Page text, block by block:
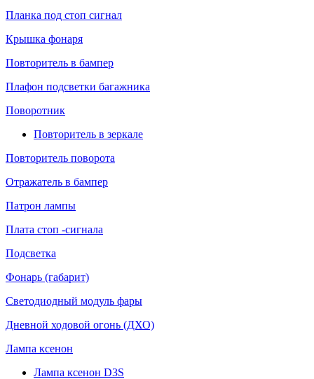
Планка под стоп сигнал
Крышка фонаря
Повторитель в бампер
Плафон подсветки багажника
Поворотник
Повторитель в зеркале
Повторитель поворота
Отражатель в бампер
Патрон лампы
Плата стоп -сигнала
Подсветка
Фонарь (габарит)
Светодиодный модуль фары
Дневной ходовой огонь (ДХО)
Лампа ксенон
Лампа ксенон D3S